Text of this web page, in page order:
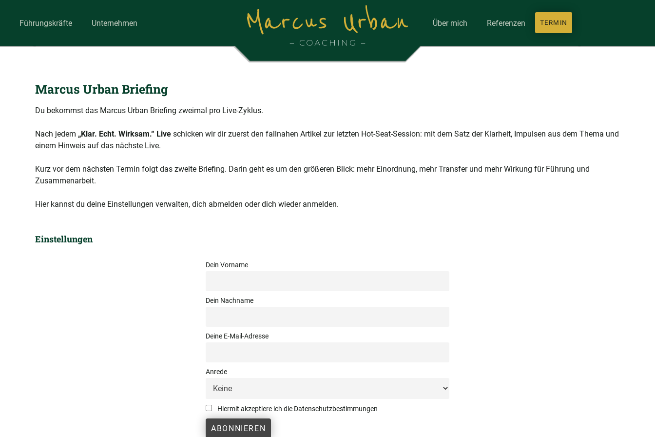
Führungskräfte Unternehmen Über mich Referenzen TERMIN
Marcus Urban Briefing
Du bekommst das Marcus Urban Briefing zweimal pro Live-Zyklus.
Nach jedem „Klar. Echt. Wirksam.“ Live schicken wir dir zuerst den fallnahen Artikel zur letzten Hot-Seat-Session: mit dem Satz der Klarheit, Impulsen aus dem Thema und
einem Hinweis auf das nächste Live.
Kurz vor dem nächsten Termin folgt das zweite Briefing. Darin geht es um den größeren Blick: mehr Einordnung, mehr Transfer und mehr Wirkung für Führung und
Zusammenarbeit.
Hier kannst du deine Einstellungen verwalten, dich abmelden oder dich wieder anmelden.
Einstellungen
Dein Vorname
Dein Nachname
Deine E-Mail-Adresse
Anrede
Hiermit akzeptiere ich die Datenschutzbestimmungen